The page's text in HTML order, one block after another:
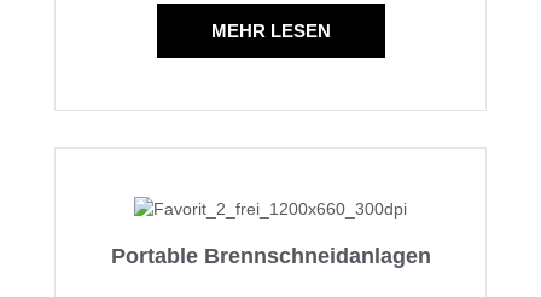
MEHR LESEN
Portable Brennschneidanlagen